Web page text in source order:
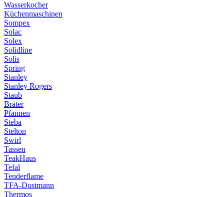
Wasserkocher
Küchenmaschinen
Sompex
Solac
Solex
Solidline
Solis
Spring
Stanley
Stanley Rogers
Staub
Bräter
Pfannen
Steba
Stelton
Swirl
Tassen
TeakHaus
Tefal
Tenderflame
TFA-Dostmann
Thermos